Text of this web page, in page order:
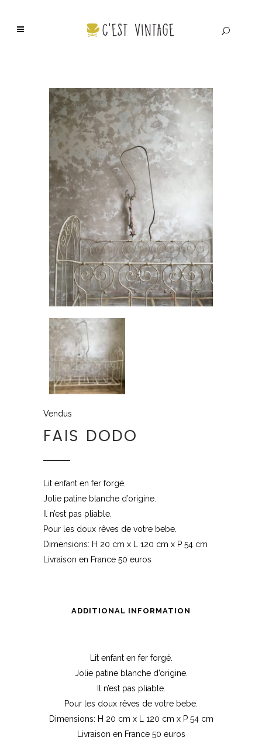
Vendus
FAIS DODO
Lit enfant en fer forgé.
Jolie patine blanche d’origine.
Il n’est pas pliable.
Pour les doux rêves de votre bebe.
Dimensions: H 20 cm x L 120 cm x P 54 cm
Livraison en France 50 euros
ADDITIONAL INFORMATION
Lit enfant en fer forgé.
Jolie patine blanche d’origine.
Il n’est pas pliable.
Pour les doux rêves de votre bebe.
Dimensions: H 20 cm x L 120 cm x P 54 cm
Livraison en France 50 euros